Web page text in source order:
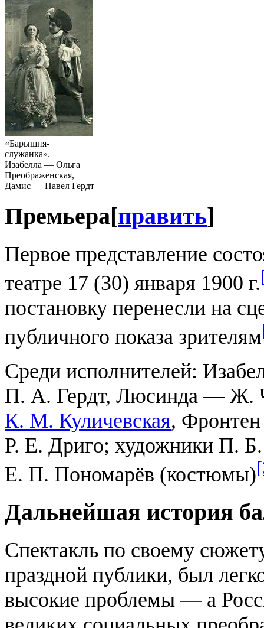
«Барышня-
служанка».
Изабелла — Ольга
Преображенская,
Дамис — Павел Гердт
Премьера[править]
Первое представление
театре 17 (30) января 1900 г.
постановку перенесли на
публичного показа зрителям
Среди исполнителей:
П. А. Гердт, Люсинда — Ж.
К. М. Куличевская,
Р. Е. Дриго; художники П.
Е. П. Пономарёв (костюмы)
Дальнейшая история
Спектакль по своему
праздной публики, был
высокие проблемы — а